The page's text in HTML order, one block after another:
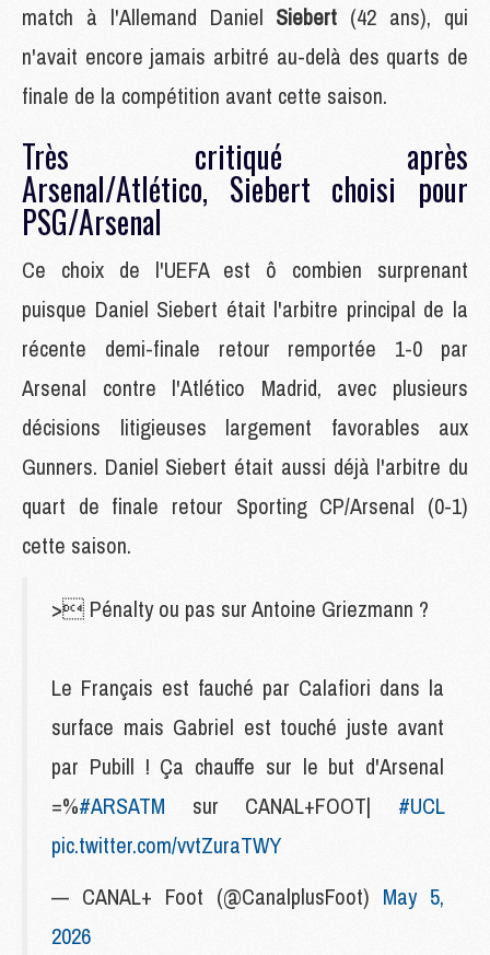
match à l'Allemand Daniel Siebert (42 ans), qui
n'avait encore jamais arbitré au-delà des quarts de
finale de la compétition avant cette saison.
Très critiqué après
Arsenal/Atlético, Siebert choisi pour
PSG/Arsenal
Ce choix de l'UEFA est ô combien surprenant
puisque Daniel Siebert était l'arbitre principal de la
récente demi-finale retour remportée 1-0 par
Arsenal contre l'Atlético Madrid, avec plusieurs
décisions litigieuses largement favorables aux
Gunners. Daniel Siebert était aussi déjà l'arbitre du
quart de finale retour Sporting CP/Arsenal (0-1)
cette saison.
> Pénalty ou pas sur Antoine Griezmann ?
Le Français est fauché par Calafiori dans la
surface mais Gabriel est touché juste avant
par Pubill ! Ça chauffe sur le but d'Arsenal
=%#ARSATM sur CANAL+FOOT| #UCL
pic.twitter.com/vvtZuraTWY
— CANAL+ Foot (@CanalplusFoot) May 5,
2026